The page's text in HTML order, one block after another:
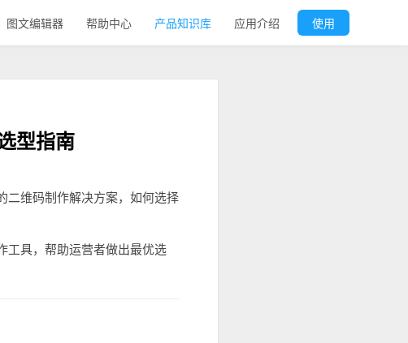
图文编辑器 帮助中心 产品知识库 应用介绍 使用
型指南
二维码制作解决方案，如何选择
工具，帮助运营者做出最优选